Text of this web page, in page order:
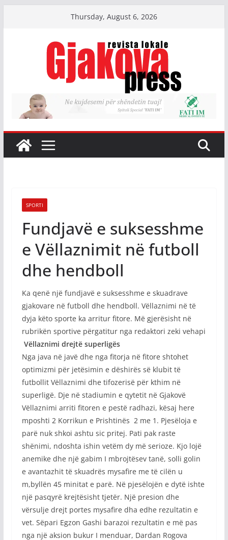
Thursday, August 6, 2026
SPORTI
Fundjavë e suksesshme
e Vëllaznimit në futboll
dhe hendboll
Ka qenë një fundjavë e suksesshme e skuadrave
gjakovare në futboll dhe hendboll. Vëllaznimi në të
dyja këto sporte ka arritur fitore. Më gjerësisht në
rubrikën sportive përgatitur nga redaktori zeki vehapi
Vëllaznimi drejtë superligës
Nga java në javë dhe nga fitorja në fitore shtohet
optimizmi për jetësimin e dëshirës së klubit të
futbollit Vëllaznimi dhe tifozerisë për kthim në
superligë. Dje në stadiumin e qytetit në Gjakovë
Vëllaznimi arriti fitoren e pestë radhazi, kësaj here
mposhti 2 Korrikun e Prishtinës 2 me 1. Pjesëloja e
parë nuk shkoi ashtu sic pritej. Pati pak raste
shënimi, ndoshta ishin vetëm dy më serioze. Kjo lojë
anemike dhe një gabim I mbrojtësev tanë, solli golin
e avantazhit të skuadrës mysafire me të cilën u
m,byllën 45 minitat e parë. Në pjesëlojën e dytë ishte
një pasqyrë krejtësisht tjetër. Një presion dhe
vërsulje drejt portes mysafire dha edhe rezultatin e
vet. Sëpari Egzon Gashi barazoi rezultatin e më pas
nga një aksion bukur I menduar, Dardan Rogova